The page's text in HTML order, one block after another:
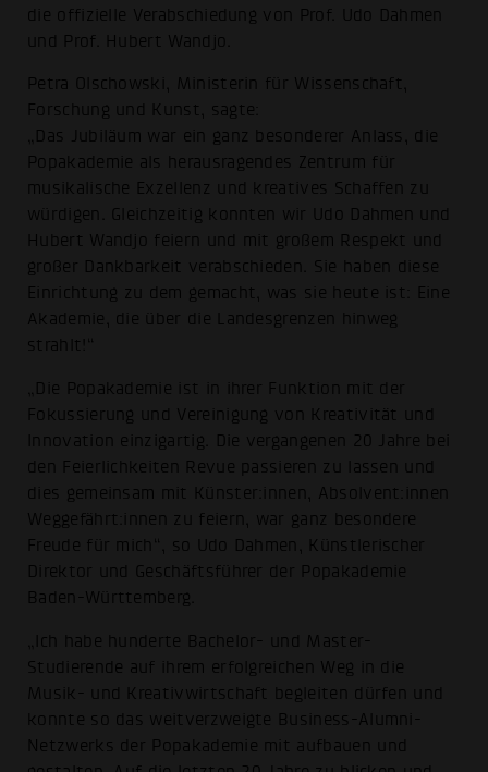
die offizielle Verabschiedung von Prof. Udo Dahmen
und Prof. Hubert Wandjo.
Petra Olschowski, Ministerin für Wissenschaft,
Forschung und Kunst, sagte:
„Das Jubiläum war ein ganz besonderer Anlass, die
Popakademie als herausragendes Zentrum für
musikalische Exzellenz und kreatives Schaffen zu
würdigen. Gleichzeitig konnten wir Udo Dahmen und
Hubert Wandjo feiern und mit großem Respekt und
großer Dankbarkeit verabschieden. Sie haben diese
Einrichtung zu dem gemacht, was sie heute ist: Eine
Akademie, die über die Landesgrenzen hinweg
strahlt!“
„Die Popakademie ist in ihrer Funktion mit der
Fokussierung und Vereinigung von Kreativität und
Innovation einzigartig. Die vergangenen 20 Jahre bei
den Feierlichkeiten Revue passieren zu lassen und
dies gemeinsam mit Künster:innen, Absolvent:innen
Weggefährt:innen zu feiern, war ganz besondere
Freude für mich“, so Udo Dahmen, Künstlerischer
Direktor und Geschäftsführer der Popakademie
Baden-Württemberg.
„Ich habe hunderte Bachelor- und Master-
Studierende auf ihrem erfolgreichen Weg in die
Musik- und Kreativwirtschaft begleiten dürfen und
konnte so das weitverzweigte Business-Alumni-
Netzwerks der Popakademie mit aufbauen und